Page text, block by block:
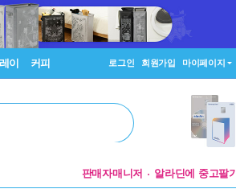
이 커피 로그인 회원가입 마이페이지
판매자매니저 알라딘에 중고팔기